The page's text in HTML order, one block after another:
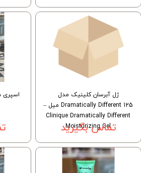
ژل آبرسان کلینیک مدل
Dramatically Different 125 میل –
Clinique Dramatically Different
Moisturizing Gel
تماس بگیرید